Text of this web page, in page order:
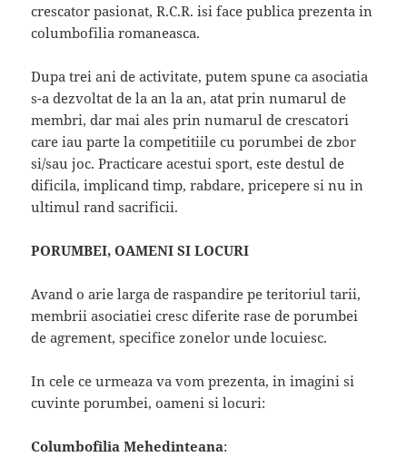
crescator pasionat, R.C.R. isi face publica prezenta in
columbofilia romaneasca.
Dupa trei ani de activitate, putem spune ca asociatia
s-a dezvoltat de la an la an, atat prin numarul de
membri, dar mai ales prin numarul de crescatori
care iau parte la competitiile cu porumbei de zbor
si/sau joc. Practicare acestui sport, este destul de
dificila, implicand timp, rabdare, pricepere si nu in
ultimul rand sacrificii.
PORUMBEI, OAMENI SI LOCURI
Avand o arie larga de raspandire pe teritoriul tarii,
membrii asociatiei cresc diferite rase de porumbei
de agrement, specifice zonelor unde locuiesc.
In cele ce urmeaza va vom prezenta, in imagini si
cuvinte porumbei, oameni si locuri:
Columbofilia Mehedinteana: